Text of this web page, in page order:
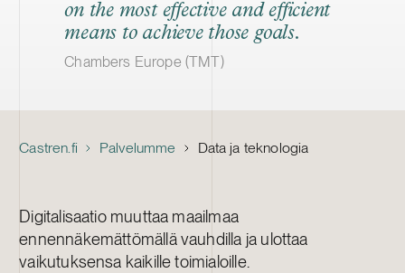
on the most effective and efficient
means to achieve those goals.
Chambers Europe (TMT)
Castren.fi Palvelumme Data ja teknologia
Digitalisaatio muuttaa maailmaa
ennennäkemättömällä vauhdilla ja ulottaa
vaikutuksensa kaikille toimialoille.